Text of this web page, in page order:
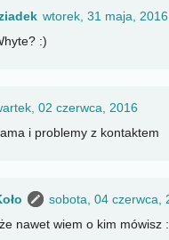
wtorek, 31 maja, 2016
:)
02 czerwca, 2016
i problemy z kontaktem
sobota, 04 czerwca,
nawet wiem o kim mówisz